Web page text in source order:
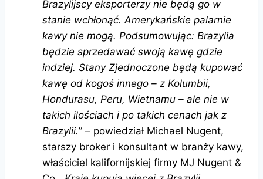
Brazylijscy eksporterzy nie będą go w
stanie wchłonąć. Amerykańskie palarnie
kawy nie mogą. Podsumowując: Brazylia
będzie sprzedawać swoją kawę gdzie
indziej. Stany Zjednoczone będą kupować
kawę od kogoś innego – z Kolumbii,
Hondurasu, Peru, Wietnamu – ale nie w
takich ilościach i po takich cenach jak z
Brazylii.” – powiedział Michael Nugent,
starszy broker i konsultant w branży kawy,
właściciel kalifornijskiej firmy MJ Nugent &